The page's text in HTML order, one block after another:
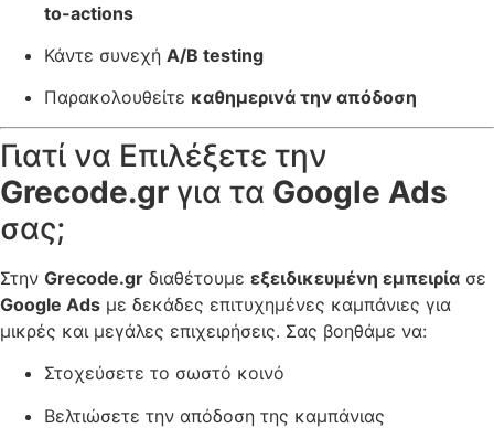
to-actions
Κάντε συνεχή A/B testing
Παρακολουθείτε καθημερινά την απόδοση
Γιατί να Επιλέξετε την
Grecode.gr για τα Google Ads
σας;
Στην Grecode.gr διαθέτουμε εξειδικευμένη εμπειρία σε
Google Ads με δεκάδες επιτυχημένες καμπάνιες για
μικρές και μεγάλες επιχειρήσεις. Σας βοηθάμε να:
Στοχεύσετε το σωστό κοινό
Βελτιώσετε την απόδοση της καμπάνιας